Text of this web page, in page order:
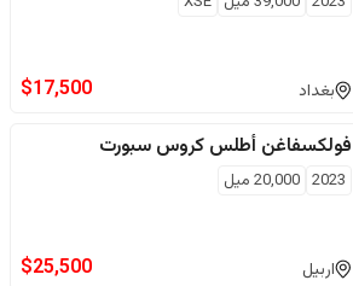
بغداد $17,500
فولكسفاغن أطلس كروس سبورت
2023
20,000 ميل
اربيل $25,500